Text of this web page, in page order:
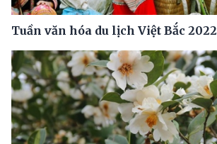
Tuần văn hóa du lịch Việt Bắc 2022